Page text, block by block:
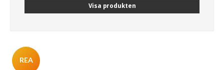
Visa produkten
REA